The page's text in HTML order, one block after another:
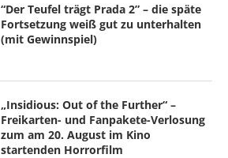
“Der Teufel trägt Prada 2” – die späte
Fortsetzung weiß gut zu unterhalten
(mit Gewinnspiel)
„Insidious: Out of the Further“ –
Freikarten- und Fanpakete-Verlosung
zum am 20. August im Kino
startenden Horrorfilm